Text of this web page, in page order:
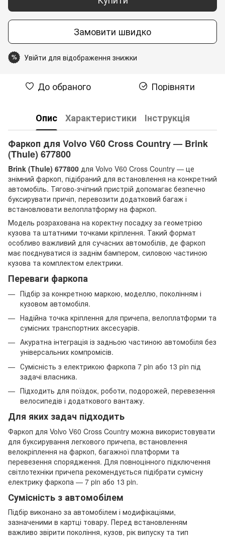
Замовити швидко
% Увійти для відображення знижки
До обраного Порівняти
Опис Характеристики
Інструкція
Фаркоп для Volvo V60 Cross Country — Brink
(Thule) 677800
Brink (Thule) 677800 для Volvo V60 Cross Country — це
знімний фаркоп, підібраний для встановлення на конкретний
автомобіль. Тягово-зчіпний пристрій допомагає безпечно
буксирувати причіп, перевозити додатковий багаж і
встановлювати велоплатформу на фаркоп.
Модель розрахована на коректну посадку за геометрією
кузова та штатними точками кріплення. Такий формат
особливо важливий для сучасних автомобілів, де фаркоп
має поєднуватися із заднім бампером, силовою частиною
кузова та комплектом електрики.
Переваги фаркопа
Підбір за конкретною маркою, моделлю, поколінням і
кузовом автомобіля.
Надійна точка кріплення для причепа, велоплатформи та
сумісних транспортних аксесуарів.
Акуратна інтеграція із задньою частиною автомобіля без
універсальних компромісів.
Сумісність з електрикою фаркопа 7 pin або 13 pin під
задачі власника.
Підходить для поїздок, роботи, подорожей, перевезення
велосипедів і додаткового вантажу.
Для яких задач підходить
Фаркоп для Volvo V60 Cross Country можна використовувати
для буксирування легкового причепа, встановлення
велокріплення на фаркоп, багажної платформи та
перевезення спорядження. Для повноцінного підключення
світлотехніки причепа рекомендується підібрати сумісну
електрику фаркопа — 7 pin або 13 pin.
Сумісність з автомобілем
Підбір виконано за автомобілем і модифікаціями,
зазначеними в картці товару. Перед встановленням
важливо звірити покоління, кузов, рік випуску та тип